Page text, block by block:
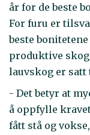
år for de beste
For furu er
beste
produktive
lauvskog er satt
- Det betyr at
å oppfylle
fått stå og